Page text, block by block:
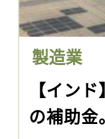
製造業
【イン
の補助